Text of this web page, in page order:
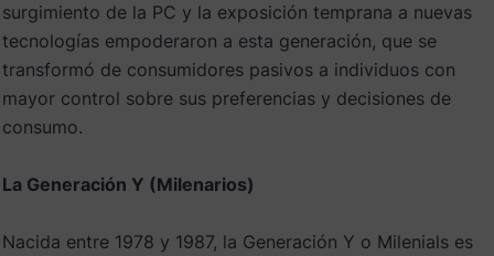
surgimiento de la PC y la exposición temprana a nuevas
tecnologías empoderaron a esta generación, que se
transformó de consumidores pasivos a individuos con
mayor control sobre sus preferencias y decisiones de
consumo.
La Generación Y (Milenarios)
Nacida entre 1978 y 1987, la Generación Y o Milenials es